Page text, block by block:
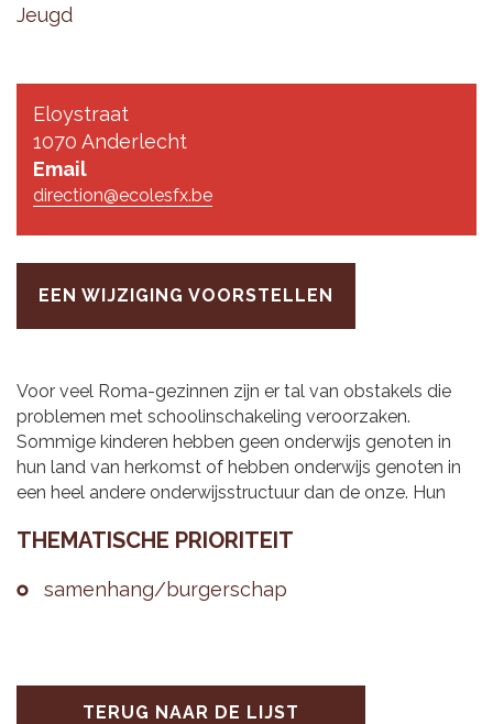
Jeugd
Eloystraat
1070 Anderlecht
Email
direction@ecolesfx.be
EEN WIJZIGING VOORSTELLEN
Voor veel Roma-gezinnen zijn er tal van obstakels die
problemen met schoolinschakeling veroorzaken.
Sommige kinderen hebben geen onderwijs genoten in
hun land van herkomst of hebben onderwijs genoten in
een heel andere onderwijsstructuur dan de onze. Hun
THE­MA­TI­SCHE PRI­O­RI­TEIT
sa­men­hang/bur­ger­schap
TERUG NAAR DE LIJST